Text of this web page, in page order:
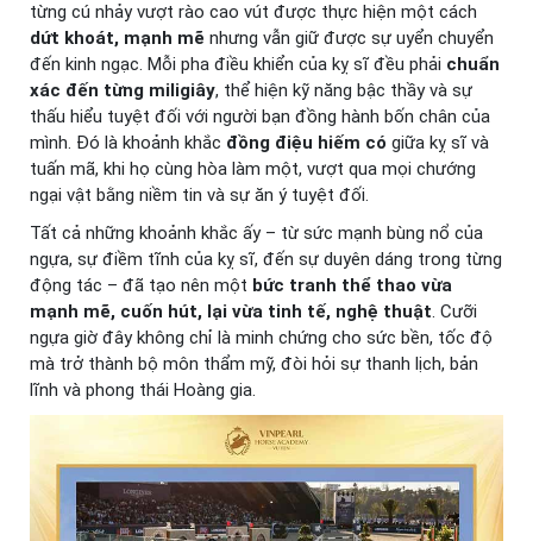
từng cú nhảy vượt rào cao vút được thực hiện một cách
dứt khoát, mạnh mẽ nhưng vẫn giữ được sự uyển chuyển
đến kinh ngạc. Mỗi pha điều khiển của kỵ sĩ đều phải chuẩn
xác đến từng miligiây, thể hiện kỹ năng bậc thầy và sự
thấu hiểu tuyệt đối với người bạn đồng hành bốn chân của
mình. Đó là khoảnh khắc đồng điệu hiếm có giữa kỵ sĩ và
tuấn mã, khi họ cùng hòa làm một, vượt qua mọi chướng
ngại vật bằng niềm tin và sự ăn ý tuyệt đối.
Tất cả những khoảnh khắc ấy – từ sức mạnh bùng nổ của
ngựa, sự điềm tĩnh của kỵ sĩ, đến sự duyên dáng trong từng
động tác – đã tạo nên một bức tranh thể thao vừa
mạnh mẽ, cuốn hút, lại vừa tinh tế, nghệ thuật. Cưỡi
ngựa giờ đây không chỉ là minh chứng cho sức bền, tốc độ
mà trở thành bộ môn thẩm mỹ, đòi hỏi sự thanh lịch, bản
lĩnh và phong thái Hoàng gia.